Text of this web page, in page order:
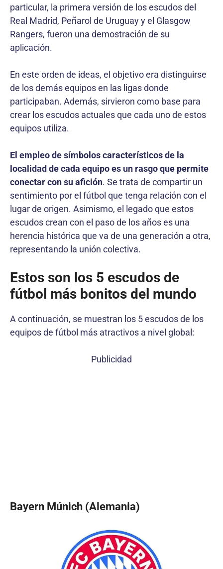
particular, la primera versión de los escudos del
Real Madrid, Peñarol de Uruguay y el Glasgow
Rangers, fueron una demostración de su
aplicación.
En este orden de ideas, el objetivo era distinguirse
de los demás equipos en las ligas donde
participaban. Además, sirvieron como base para
crear los escudos actuales que cada uno de estos
equipos utiliza.
El empleo de símbolos característicos de la
localidad de cada equipo es un rasgo que permite
conectar con su afición. Se trata de compartir un
sentimiento por el fútbol que tenga relación con el
lugar de origen. Asimismo, el legado que estos
escudos crean con el paso de los años es una
herencia histórica que va de una generación a otra,
representando la unión colectiva.
Estos son los 5 escudos de
fútbol más bonitos del mundo
A continuación, se muestran los 5 escudos de los
equipos de fútbol más atractivos a nivel global:
Publicidad
Bayern Múnich (Alemania)